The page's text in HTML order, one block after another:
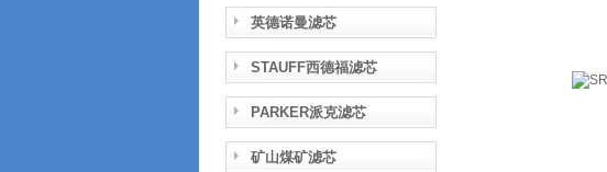
英德诺曼滤芯
STAUFF西德福滤芯
PARKER派克滤芯
矿山煤矿滤芯